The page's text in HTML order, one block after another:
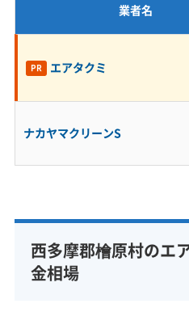
檜原村のエアコン汚れ
けが違います。春先に
花粉が窓や換気口から
エアコンが吸い込みま
花粉が混ざると、粘り
す。
い粉がくっつき、乾い
うちに、カチカチに固
業者名
PR エアタクミ
ナカヤマクリーンS
西多摩郡檜原村のエ
金相場